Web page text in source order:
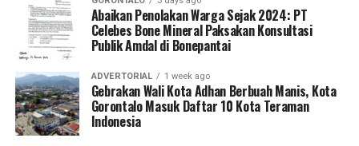
Kombes Pol. Maruly Pardede.
Dari hasil penyisiran di Tempat Kejadian Perkara (TKP),
operasional, meliputi dua karung material batu galian,
dua buah pipa karbon, tiga mata borjet hammer, serta
satu buah mangkuk plastik warna biru.
Abaikan Penolakan Warga Sejak 2024: PT
Celebes Bone Mineral Paksakan Konsultasi
Publik Amdal di Bonepantai
ADVERTORIAL 1 week ago
Gebrakan Wali Kota Adhan Berbuah Manis, Kota
Gorontalo Masuk Daftar 10 Kota Teraman
Indonesia